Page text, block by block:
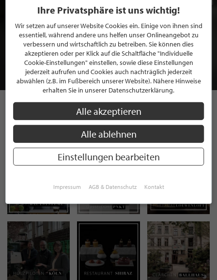
BEWERBEN SIE SICH FÜR EINE GRATIS
MITGLIEDSCHAFT BEI STILPUNKTE®
JETZT GRATIS BEWERBEN
STILPUNKTE AUF
INSTAGRAM
Ihre Privatsphäre ist uns wichtig!
Wir setzen auf unserer Website Cookies ein. Einige von ihnen sind
essentiell, während andere uns helfen unser Onlineangebot zu
verbessern und wirtschaftlich zu betreiben. Sie können dies
akzeptieren oder per Klick auf die Schaltfläche "Individuelle
Cookie-Einstellungen" einstellen, sowie diese Einstellungen
jederzeit aufrufen und Cookies auch nachträglich jederzeit
abwählen (z.B. im Fußbereich unserer Website). Nähere Hinweise
erhalten Sie in unserer Datenschutzerklärung.
Alle akzeptieren
Alle ablehnen
Einstellungen bearbeiten
Impressum AGB & Datenschutz Kontakt